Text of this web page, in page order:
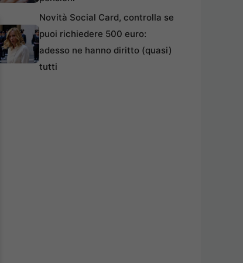
Novità Social Card, controlla se
puoi richiedere 500 euro:
adesso ne hanno diritto (quasi)
tutti